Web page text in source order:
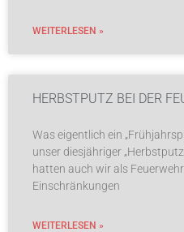
WEITERLESEN »
HERBSTPUTZ BEI DER
Was eigentlich ein
unser diesjähriger
hatten auch wir als
Einschränkungen
WEITERLESEN »